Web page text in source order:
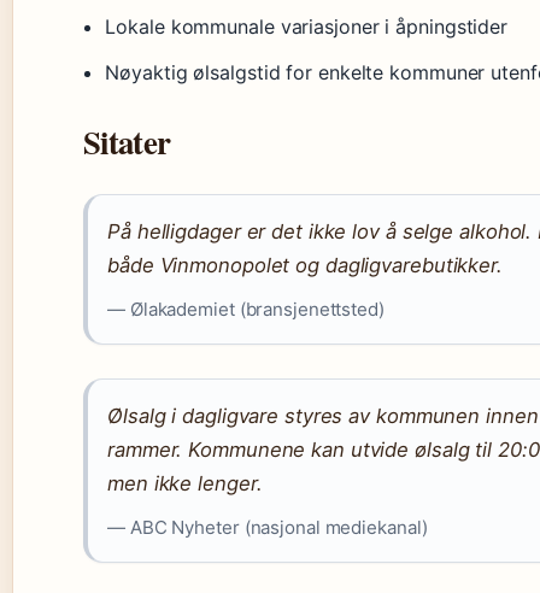
Lokale kommunale variasjoner i åpningstider
Nøyaktig ølsalgstid for enkelte kommuner
Sitater
På helligdager er det ikke lov å selge
både Vinmonopolet og dagligvarebutikker.
— Ølakademiet (bransjenettsted)
Ølsalg i dagligvare styres av kommunen
rammer. Kommunene kan utvide ølsalg til
men ikke lenger.
— ABC Nyheter (nasjonal mediekanal)